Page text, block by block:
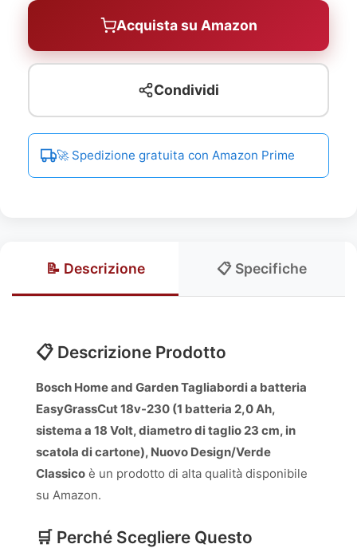
Acquista su Amazon
Condividi
🚀 Spedizione gratuita con Amazon Prime
📝 Descrizione 📋 Specifiche
📋 Descrizione Prodotto
Bosch Home and Garden Tagliabordi a batteria
EasyGrassCut 18v-230 (1 batteria 2,0 Ah,
sistema a 18 Volt, diametro di taglio 23 cm, in
scatola di cartone), Nuovo Design/Verde
Classico è un prodotto di alta qualità disponibile
su Amazon.
🛒 Perché Scegliere Questo